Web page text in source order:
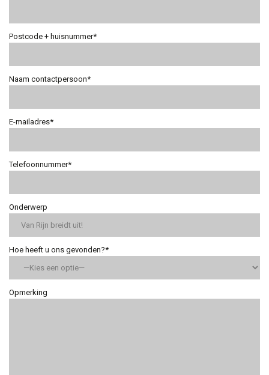
Postcode + huisnummer*
Naam contactpersoon*
E-mailadres*
Telefoonnummer*
Onderwerp
Hoe heeft u ons gevonden?*
Opmerking